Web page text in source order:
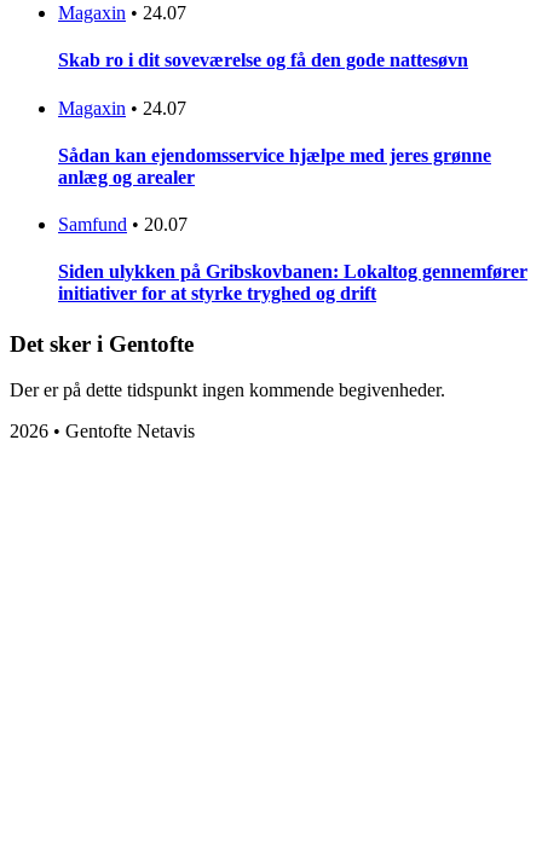
Magaxin • 24.07
Skab ro i dit soveværelse og få den gode nattesøvn
Magaxin • 24.07
Sådan kan ejendomsservice hjælpe med jeres grønne
anlæg og arealer
Samfund • 20.07
Siden ulykken på Gribskovbanen: Lokaltog gennemfører
initiativer for at styrke tryghed og drift
Det sker i Gentofte
Der er på dette tidspunkt ingen kommende begivenheder.
2026 • Gentofte Netavis